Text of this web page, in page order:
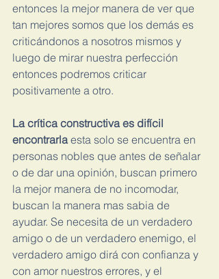
entonces la mejor manera de ver que
tan mejores somos que los demás es
criticándonos a nosotros mismos y
luego de mirar nuestra perfección
entonces podremos criticar
positivamente a otro.
La crítica constructiva es difícil
encontrarla esta solo se encuentra en
personas nobles que antes de señalar
o de dar una opinión, buscan primero
la mejor manera de no incomodar,
buscan la manera mas sabia de
ayudar. Se necesita de un verdadero
amigo o de un verdadero enemigo, el
verdadero amigo dirá con confianza y
con amor nuestros errores, y el